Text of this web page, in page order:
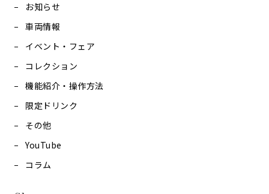
お知らせ
車両情報
イベント・フェア
コレクション
機能紹介・操作方法
限定ドリンク
その他
YouTube
コラム